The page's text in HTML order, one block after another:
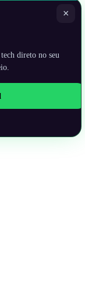
×
direto no seu